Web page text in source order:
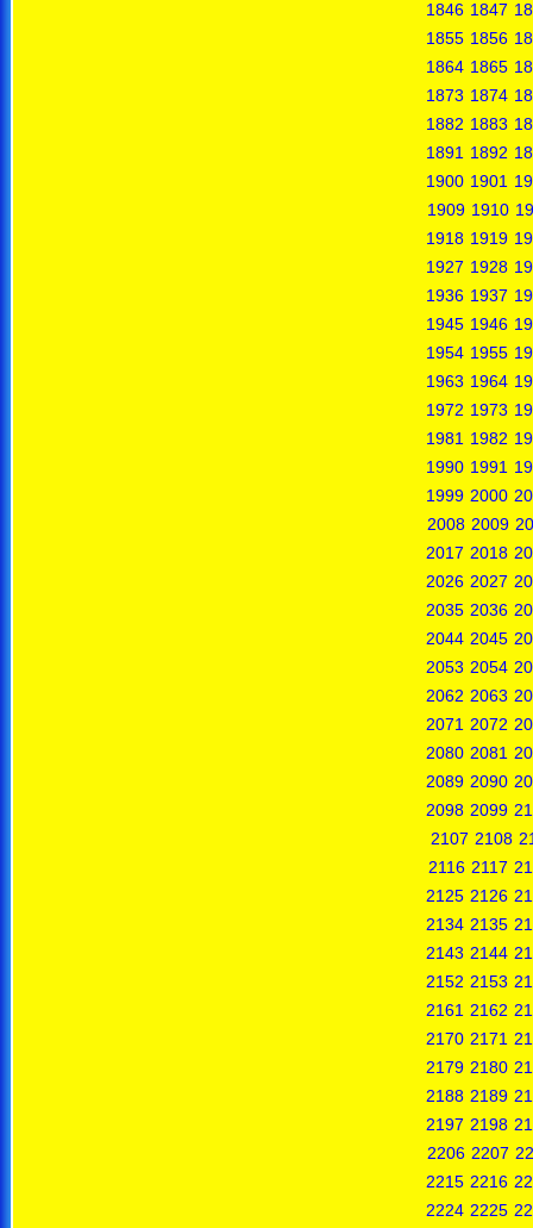
1846 1847
1855 1856
1864 1865
1873 1874
1882 1883
1891 1892
1900 1901
1909 1910
1918 1919
1927 1928
1936 1937
1945 1946
1954 1955
1963 1964
1972 1973
1981 1982
1990 1991
1999 2000
2008 2009
2017 2018
2026 2027
2035 2036
2044 2045
2053 2054
2062 2063
2071 2072
2080 2081
2089 2090
2098 2099
2107 2108
2116 2117
2125 2126
2134 2135
2143 2144
2152 2153
2161 2162
2170 2171
2179 2180
2188 2189
2197 2198
2206 2207
2215 2216
2224 2225